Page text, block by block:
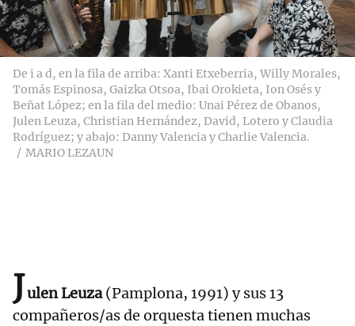
De i a d, en la fila de arriba: Xanti Etxeberria, Willy Morales,
Tomás Espinosa, Gaizka Otsoa, Ibai Orokieta, Ion Osés y
Beñat López; en la fila del medio: Unai Pérez de Obanos,
Julen Leuza, Christian Hernández, David, Lotero y Claudia
Rodríguez; y abajo: Danny Valencia y Charlie Valencia.
MARIO LEZAUN
Julen Leuza(Pamplona, 1991) y sus 13
compañeros/as de orquesta tienen muchas